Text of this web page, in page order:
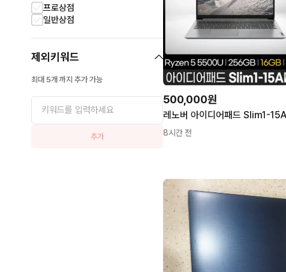
프로상점
일반상점
제외키워드
최대 5개 까지 추가 가능
추가
500,000원
8시간 전